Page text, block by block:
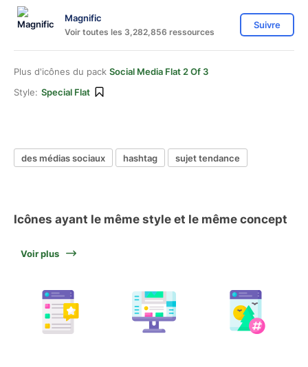
Magnific
Voir toutes les 3,282,856 ressources
Suivre
Plus d'icônes du pack Social Media Flat 2 Of 3
Style: Special Flat
des médias sociaux hashtag sujet tendance
Icônes ayant le même style et le même concept
Voir plus